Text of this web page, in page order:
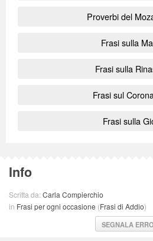
Proverbi del
Frasi sulla
Frasi sulla
Frasi sul
Frasi sulla
Info
Scritta da:Carla Compierchio
in Frasi per ogni occasione (Frasi di Addio)
SEGNALA